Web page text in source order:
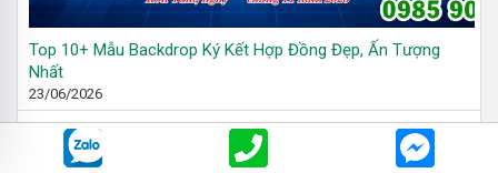
Top 10+ Mẫu Backdrop Ký Kết Hợp Đồng Đẹp, Ấn Tượng
Nhất
23/06/2026